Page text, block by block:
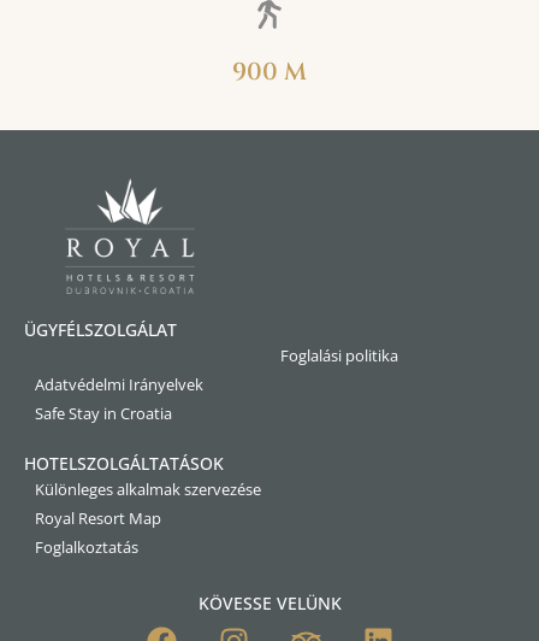
900 M
ÜGYFÉLSZOLGÁLAT
Foglalási politika
Adatvédelmi Irányelvek
Safe Stay in Croatia
HOTELSZOLGÁLTATÁSOK
Különleges alkalmak szervezése
Royal Resort Map
Foglalkoztatás
KÖVESSE VELÜNK